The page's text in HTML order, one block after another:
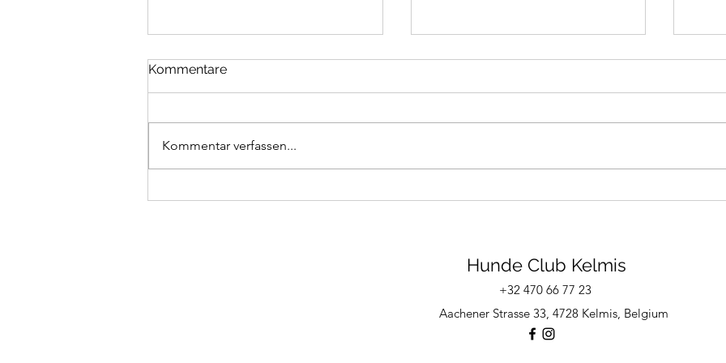
Planning 2025
Kommentare
Kommentar verfassen...
Hunde Club Kelmis
+32 470 66 77 23
Aachener Strasse 33, 4728 Kelmis, Belgium